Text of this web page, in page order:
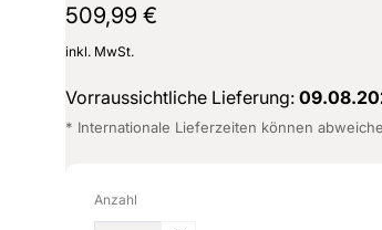
Normaler
Preis
509,99 €
inkl. MwSt.
Vorraussichtliche Lieferung:
* Internationale Lieferzeiten können
Anzahl